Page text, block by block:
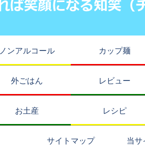
ノンアルコール カップ麺
外ごはん レビュー
お土産 レシピ
サイトマップ 当サ